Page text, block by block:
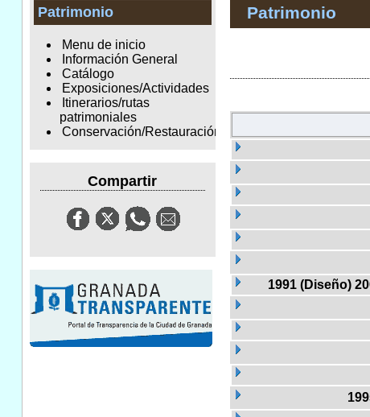
Patrimonio
Menu de inicio
Información General
Catálogo
Exposiciones/Actividades
Itinerarios/rutas
patrimoniales
Conservación/Restauración
Compartir
Patrimonio
1991 (Diseño)